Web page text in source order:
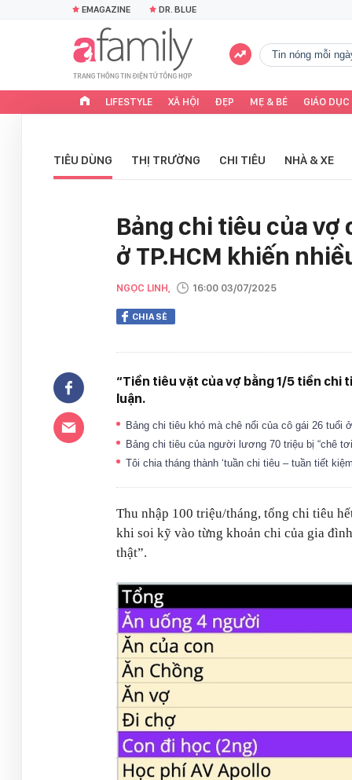
EMAGAZINE DR. BLUE
tin nóng mỗi
LIFESTYLE XÃ HỘI ĐẸP MẸ & BÉ GIÁO DỤC
TIÊU DÙNG THỊ TRƯỜNG CHI TIÊU NHÀ & XE
Bảng chi tiêu của
ở TP.HCM khiến
NGỌC LINH, 16:00 03/07/2025
CHIA SẺ
“Tiền tiêu vặt của vợ bằng 1/5 tiền chi
luận.
Bảng chi tiêu khó mà chê nổi của cô gái 26 tuổi
Bảng chi tiêu của người lương 70 triệu bị “chê
Tôi chia tháng thành ‘tuần chi tiêu – tuần tiết
Thu nhập 100 triệu/tháng, tổng chi tiêu
khi soi kỹ vào từng khoản chi của gia
thật”.